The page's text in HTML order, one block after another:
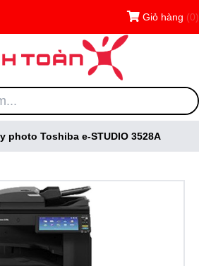
Giỏ hàng (0)
photo Toshiba e-STUDIO 3528A